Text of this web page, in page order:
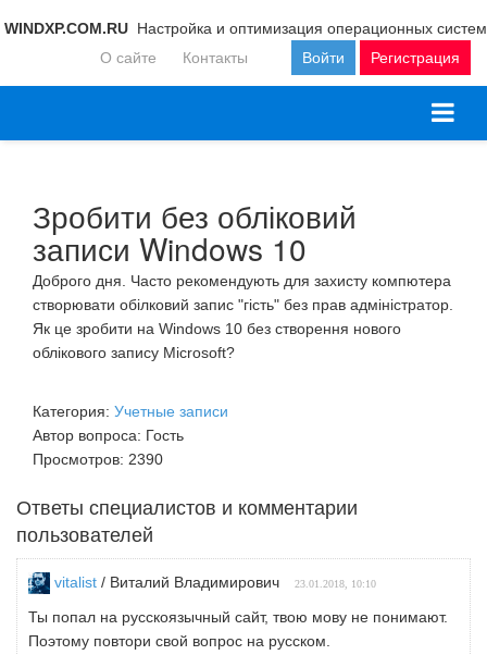
WINDXP.COM.RU Настройка и оптимизация операционных систем
Войти
Регистрация
О сайте Контакты
Зробити без обліковий
записи Windows 10
Доброго дня. Часто рекомендують для захисту компютера
створювати обілковий запис "гість" без прав адміністратор.
Як це зробити на Windows 10 без створення нового
облікового запису Microsoft?
Категория: Учетные записи
Автор вопроса: Гость
Просмотров: 2390
Ответы специалистов и комментарии
пользователей
vitalist / Виталий Владимирович 23.01.2018, 10:10
Ты попал на русскоязычный сайт, твою мову не понимают.
Поэтому повтори свой вопрос на русском.